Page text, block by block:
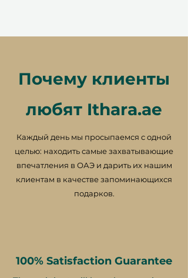
оно является окончательным.
Мелкий шрифт 📜
Этот подарочный сертификат
действителен в течение 12
месяцев и имеет уникальный код
идентификации, может быть
использован только один раз, не
быть указан при использовании и
Почему клиенты
любят Ithara.ae
Каждый день мы просыпаемся с одной
целью: находить самые захватывающие
впечатления в ОАЭ и дарить их нашим
клиентам в качестве запоминающихся
подарков.
100% Satisfaction Guarantee